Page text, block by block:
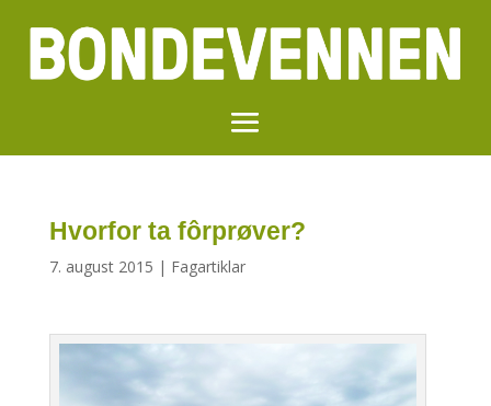
Hvorfor ta fôrprøver?
7. august 2015 | Fagartiklar